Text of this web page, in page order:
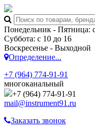
Понедельник - Пятница:
Суббота: с 10 до 16
Воскресенье - Выходной
Определение...
+7 (964) 774-91-91
многоканальный
+7 (964) 774-91-91
mail@instrument91.ru
Заказать звонок